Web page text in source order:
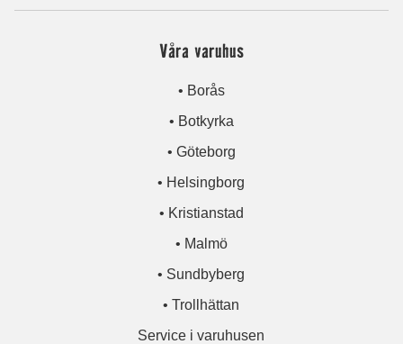
Våra varuhus
• Borås
• Botkyrka
• Göteborg
• Helsingborg
• Kristianstad
• Malmö
• Sundbyberg
• Trollhättan
Service i varuhusen